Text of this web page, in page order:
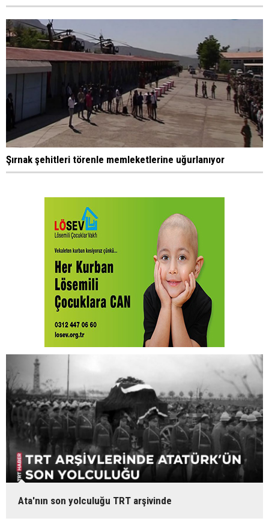
Şırnak şehitleri törenle memleketlerine uğurlanıyor
Ata'nın son yolculuğu TRT arşivinde